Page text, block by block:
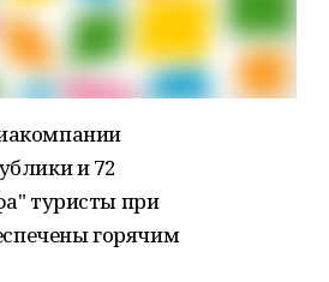
и 72
туристы при
горячим